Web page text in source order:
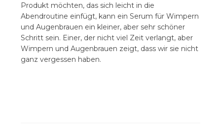
Produkt möchten, das sich leicht in die
Abendroutine einfügt, kann ein Serum für Wimpern
und Augenbrauen ein kleiner, aber sehr schöner
Schritt sein. Einer, der nicht viel Zeit verlangt, aber
Wimpern und Augenbrauen zeigt, dass wir sie nicht
ganz vergessen haben.